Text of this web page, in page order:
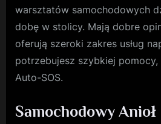
warsztatów samochodowych
dobę w stolicy. Mają dobre
oferują szeroki zakres usług
potrzebujesz szybkiej
Auto-SOS.
Samochodowy Anioł